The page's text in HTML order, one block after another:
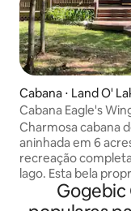
Cabana ⋅ Land O'
Cabana Eagle's
Charmosa cabana
aninhada em 6
recreação
lago. Esta bela propriedade vem com 2
quartos, um
cozinha totalmente
Gogebic